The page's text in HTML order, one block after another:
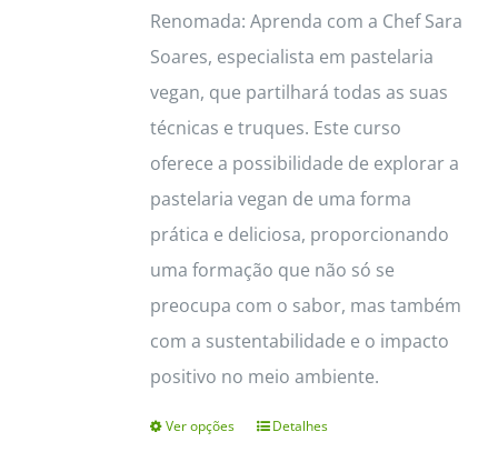
Renomada: Aprenda com a Chef Sara
Soares, especialista em pastelaria
vegan, que partilhará todas as suas
técnicas e truques. Este curso
oferece a possibilidade de explorar a
pastelaria vegan de uma forma
prática e deliciosa, proporcionando
uma formação que não só se
preocupa com o sabor, mas também
com a sustentabilidade e o impacto
positivo no meio ambiente.
Ver opções
ThisDetalhes